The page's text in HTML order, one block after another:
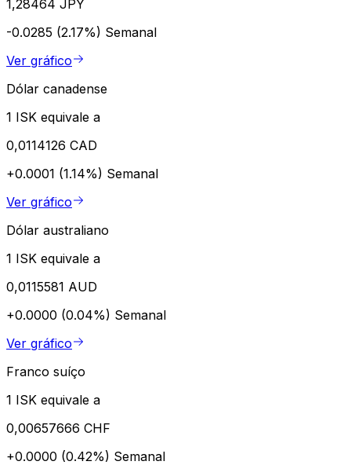
1,28464 JPY
-0.0285 (2.17%) Semanal
Ver gráfico
Dólar canadense
1 ISK equivale a
0,0114126 CAD
+0.0001 (1.14%) Semanal
Ver gráfico
Dólar australiano
1 ISK equivale a
0,0115581 AUD
+0.0000 (0.04%) Semanal
Ver gráfico
Franco suíço
1 ISK equivale a
0,00657666 CHF
+0.0000 (0.42%) Semanal